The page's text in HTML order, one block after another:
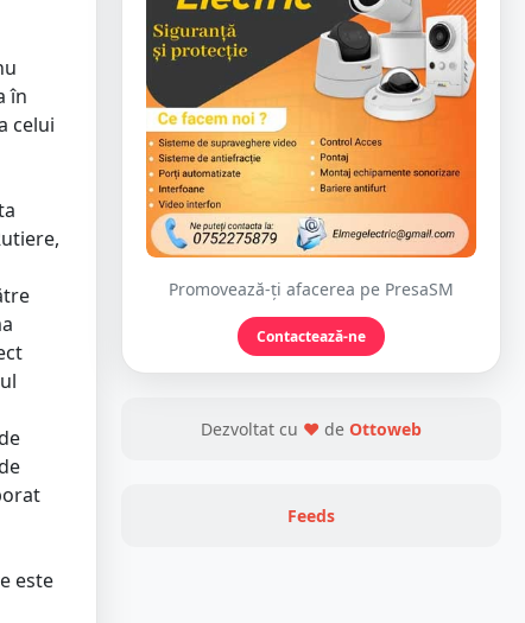
în
celui
este
Promovează-ți afacerea pe PresaSM
Contactează-ne
Dezvoltat cu ❤ de Ottoweb
Feeds